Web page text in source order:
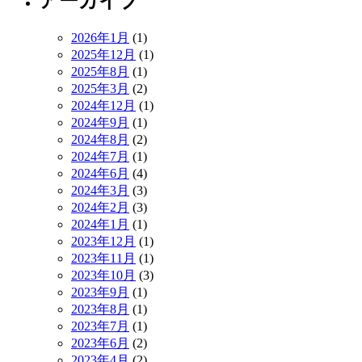
2026年1月 (1)
2025年12月 (1)
2025年8月 (1)
2025年3月 (2)
2024年12月 (1)
2024年9月 (1)
2024年8月 (2)
2024年7月 (1)
2024年6月 (4)
2024年3月 (3)
2024年2月 (3)
2024年1月 (1)
2023年12月 (1)
2023年11月 (1)
2023年10月 (3)
2023年9月 (1)
2023年8月 (1)
2023年7月 (1)
2023年6月 (2)